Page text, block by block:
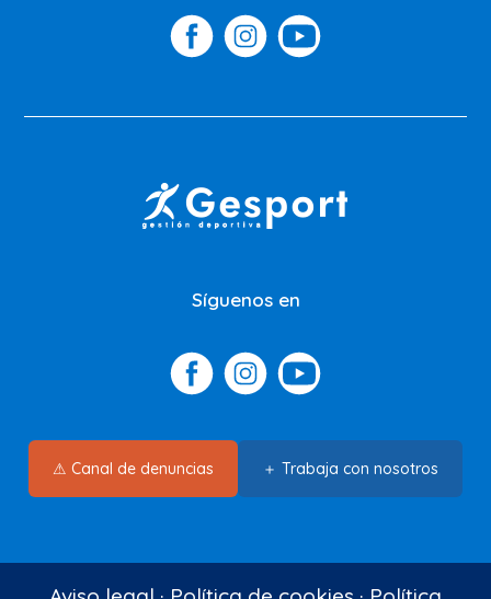
Síguenos en
⚠ Canal de denuncias ＋ Trabaja con nosotros